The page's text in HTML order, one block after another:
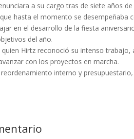
a su cargo tras de siete años
hasta el momento se
en el desarrollo de la fiesta
del año.
quien Hirtz reconoció su intenso
con los proyectos en marcha.
interno y